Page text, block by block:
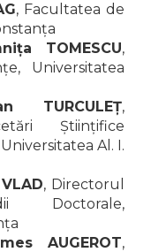
, Facultatea de
TOMESCU,
Universitatea
,
Științifice
Al. I.
, Directorul
Doctorale,
AUGEROT,